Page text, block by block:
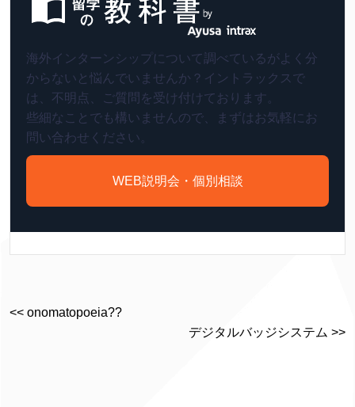
海外インターンシップについて調べているがよく分
からないと悩んでいませんか？イントラックスで
は、不明点、ご質問を受け付けております。
些細なことでも構いませんので、まずはお気軽にお
問い合わせください。
WEB説明会・個別相談
<< onomatopoeia??
デジタルバッジシステム >>